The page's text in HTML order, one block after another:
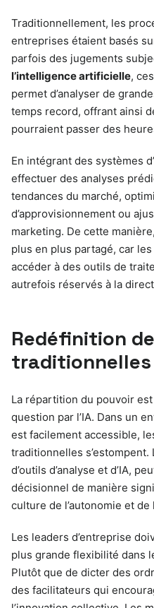
Traditionnellement, les
entreprises étaient basés
parfois des jugements
l’intelligence artificielle,
permet d’analyser de
temps record, offrant ainsi
pourraient passer des
En intégrant des systèmes
effectuer des analyses
tendances du marché,
d’approvisionnement ou
marketing. De cette
plus en plus partagé, car
accéder à des outils de
autrefois réservés à la
Redéfinition
traditionnelles
La répartition du pouvoir
question par l’IA. Dans un
est facilement accessible,
traditionnelles
d’outils d’analyse et d’IA,
décisionnel de manière
culture de l’autonomie et
Les leaders d’entreprise
plus grande flexibilité dans
Plutôt que de dicter des
des facilitateurs qui